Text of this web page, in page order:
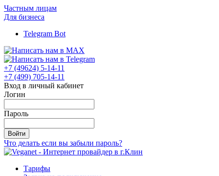
Частным лицам
Для бизнеса
Telegram Bot
+7 (49624) 5-14-11
+7 (499) 705-14-11
Вход в личный кабинет
Логин
Пароль
Войти
Что делать если вы забыли пароль?
Тарифы